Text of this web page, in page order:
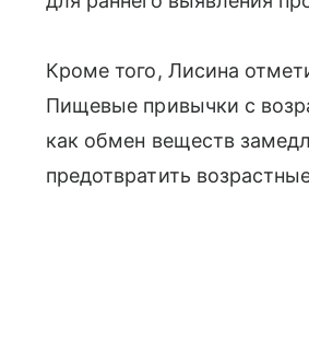
Кроме того, Лисина
Пищевые привычки с
как обмен веществ
предотвратить